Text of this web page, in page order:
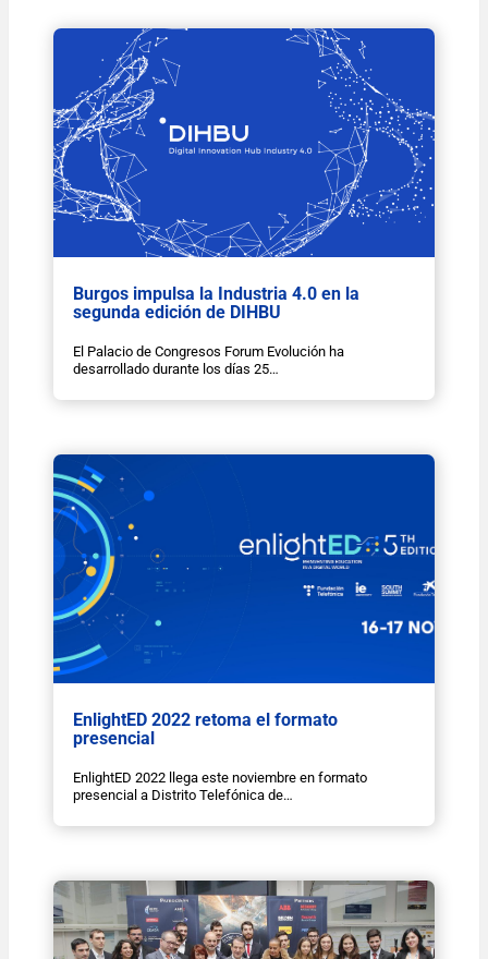
Burgos impulsa la Industria 4.0 en la
segunda edición de DIHBU
El Palacio de Congresos Forum Evolución ha
desarrollado durante los días 25…
EnlightED 2022 retoma el formato
presencial
EnlightED 2022 llega este noviembre en formato
presencial a Distrito Telefónica de…